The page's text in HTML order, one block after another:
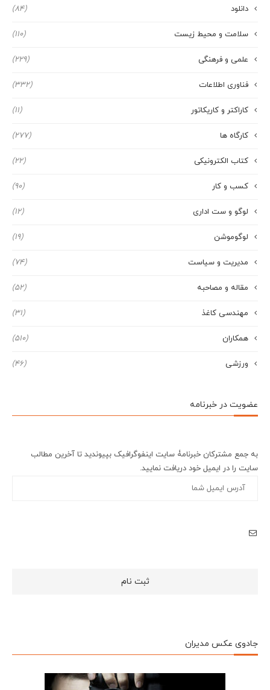
دانلود (84)
سلامت و محیط زیست (110)
علمی و فرهنگی (229)
فناوری اطلاعات (332)
کاراکتر و کاریکاتور (11)
کارگاه ها (277)
کتاب الکترونیکی (22)
کسب و کار (90)
لوگو و ست اداری (12)
لوگوموشن (19)
مدیریت و سیاست (74)
مقاله و مصاحبه (52)
مهندسی کاغذ (31)
همکاران (510)
ورزشی (46)
عضویت در خبرنامه
به جمع مشترکان خبرنامۀ سایت اینفوگرافیک بپیوندید تا آخرین مطالب
سایت را در ایمیل خود دریافت نمایید.
جادوی عکس مدیران